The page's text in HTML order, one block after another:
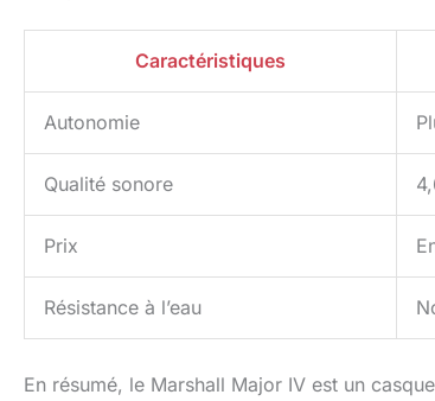
Caractéristiques
Autonomie
Qualité sonore
Prix
Résistance à l’eau
En résumé, le Marshall Major IV est un